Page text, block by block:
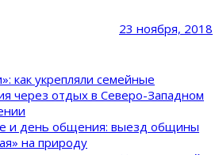
23 ноября, 2018
как укрепляли семейные
через отдых в Северо-Западном
и день общения: выезд общины
на природу